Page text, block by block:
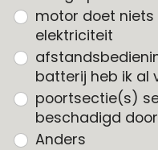
motor doet
elektriciteit
batterij heb ik al
poortsectie(s)
beschadigd
Anders